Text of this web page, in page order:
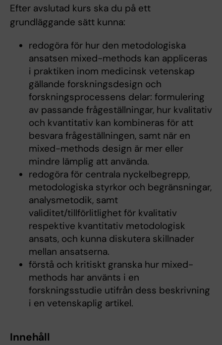
Efter avslutad kurs ska du på ett
grundläggande sätt kunna:
redogöra för hur den metodologiska
ansatsen mixed-methods kan appliceras
i praktiken inom medicinsk vetenskap
gällande forskningsdesign och
forskningsprocessens delar: formulering
av passande frågeställningar, hur kvalitativ
och kvantitativ kan kombineras för att
besvara frågeställningen, samt när en
mixed-methods design är mer eller
mindre lämplig att använda.
redogöra för centrala nyckelbegrepp,
metodologiska styrkor och begränsningar,
analysmetodik, samt
validitet/tillförlitlighet för kvalitativ
respektive kvantitativ metodologisk
ansats, och kunna diskutera skillnader
mellan ansatserna.
förstå och kritiskt granska hur mixed-
methods har använts i en
forskningsstudie utifrån dess beskrivning
i en vetenskaplig artikel.
Innehåll